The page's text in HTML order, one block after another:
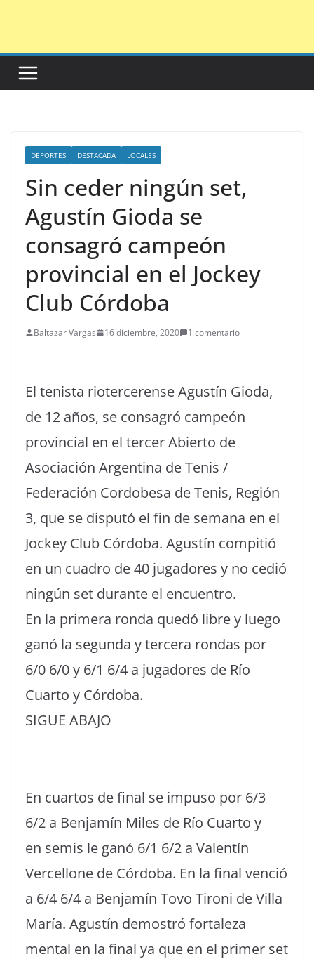
DEPORTES DESTACADA LOCALES
Sin ceder ningún set,
Agustín Gioda se
consagró campeón
provincial en el Jockey
Club Córdoba
Baltazar Vargas 16 diciembre, 2020 1 comentario
El tenista riotercerense Agustín Gioda,
de 12 años, se consagró campeón
provincial en el tercer Abierto de
Asociación Argentina de Tenis /
Federación Cordobesa de Tenis, Región
3, que se disputó el fin de semana en el
Jockey Club Córdoba. Agustín compitió
en un cuadro de 40 jugadores y no cedió
ningún set durante el encuentro.
En la primera ronda quedó libre y luego
ganó la segunda y tercera rondas por
6/0 6/0 y 6/1 6/4 a jugadores de Río
Cuarto y Córdoba.
SIGUE ABAJO
En cuartos de final se impuso por 6/3
6/2 a Benjamín Miles de Río Cuarto y
en semis le ganó 6/1 6/2 a Valentín
Vercellone de Córdoba. En la final venció
a 6/4 6/4 a Benjamín Tovo Tironi de Villa
María. Agustín demostró fortaleza
mental en la final ya que en el primer set